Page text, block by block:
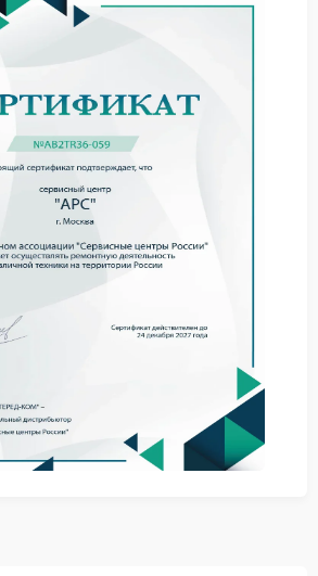
и вернуть нормальную работу
рекомендации
связаны с износом реле,
напряжением в сети.
фактором становится изношенная
соблюдайте простые меры:
допустимую нагрузку;
вентиляцию;
этих условий сервис APC
повторяющихся звуков.
в сервисный центр
постоянными,